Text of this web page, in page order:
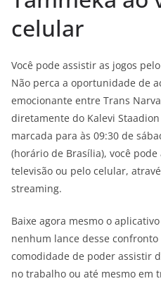
celular
Você pode assistir as jogos
Não perca a oportunidade de
emocionante entre Trans
diretamente do Kalevi
marcada para às 09:30 de
(horário de Brasília), você
televisão ou pelo celular,
streaming.
Baixe agora mesmo o
nenhum lance desse
comodidade de poder assistir
no trabalho ou até mesmo em